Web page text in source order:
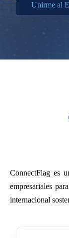
Unirme al
ConnectFlag es
empresariales
internacional